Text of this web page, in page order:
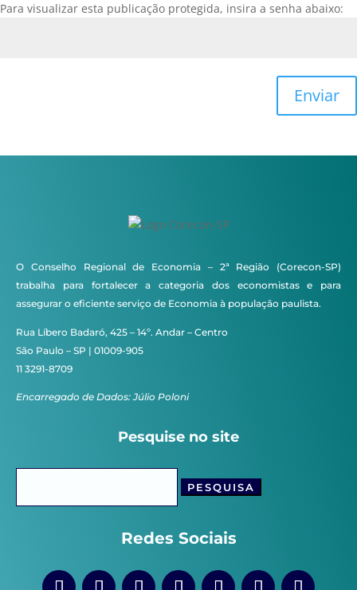
Para visualizar esta publicação protegida, insira a senha abaixo:
Enviar
O Conselho Regional de Economia – 2ª Região (Corecon-SP)
trabalha para fortalecer a categoria dos economistas e para
assegurar o eficiente serviço de Economia à população paulista.
Rua Líbero Badaró, 425 – 14º. Andar – Centro
São Paulo – SP | 01009-905
11 3291-8709
Encarregado de Dados: Júlio Poloni
Pesquise no site
Redes Sociais